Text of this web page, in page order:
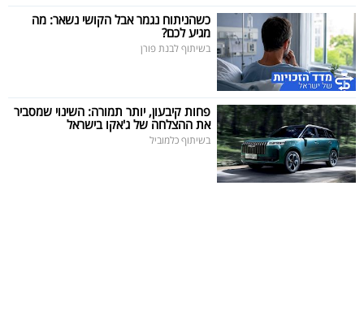
כשהניתוח נגמר אבל הקושי נשאר: מה
מגיע לכם?
בשיתוף לבנת פורן
פחות קיבעון, יותר תמורה: השינוי שמסביר
את ההצלחה של ג'אקו בישראל
בשיתוף כלמוביל